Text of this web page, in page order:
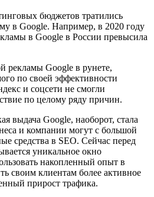
бюджетов тратились
в Google. Например, в 2020 году
в Google в России превысила
рекламы Google в рунете,
по своей эффективности
и соцсети не смогли
по целому ряду причин.
выдача Google, наоборот, стала
и компании могут с большой
средства в SEO. Сейчас перед
уникальное окно
накопленный опыт в
своим клиентам более активное
прирост трафика.